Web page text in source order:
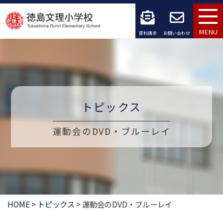
コ
ン
ン
ス
ッ
資料請求 お問い合わせ MENU
トピックス
運動会のDVD・ブルーレイ
HOME> トピックス >運動会のDVD・ブルーレイ